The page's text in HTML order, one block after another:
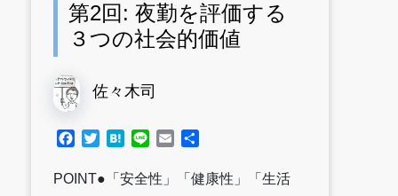
第2回: 夜勤を評価する
３つの社会的価値
佐々木司
Facebook
TwitterHatena
Line Email
POINT●「安全性」「健康性」「生活